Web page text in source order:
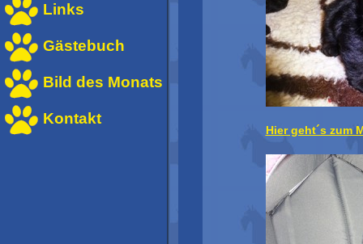
Links
Gästebuch
Bild des Monats
Kontakt
Hier geht´s zum